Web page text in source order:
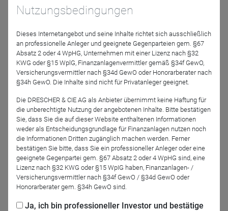
War das schon das Börsentief?
weitere Bärenmarktrallye? Eine berechtigte Frage
angesichts der Börsen, die sich seit Oktober 2022 erholen,
der rückläufigen Liquidität und der Sorgen um die
Konjunktur. DJE-Gründer Dr. Jens Ehrhardt analysiert in
seinem Vortrag auf dem Fondskongress am 30.03.2023
die aktuelle Lage an den Kapitalmärkten, wirft einen Blick
auf die Faktoren, die das restliche Börsenjahr bestimmen
könnten und wie man sich als Investor am besten
positioniert.
Zurück
Nutzungsbedingungen
Dieses Internetangebot und seine Inhalte richtet sich ausschließlich
an professionelle Anleger und geeignete Gegenparteien gem. §67
Absatz 2 oder 4 WpHG, Unternehmen mit einer Lizenz nach §32
KWG oder §15 WplG, Finanzanlagenvermittler gemäß §34f GewO,
Versicherungsvermittler nach §34d GewO oder Honorarberater nach
§34h GewO. Die Inhalte sind nicht für Privatanleger geeignet.
Die DRESCHER & CIE AG als Anbieter übernimmt keine Haftung für
die unberechtigte Nutzung der angebotenen Inhalte. Bitte bestätigen
Sie, dass Sie die auf dieser Website enthaltenen Informationen
weder als Entscheidungsgrundlage für Finanzanlagen nutzen noch
die Informationen Dritten zugänglich machen werden. Ferner
bestätigen Sie bitte, dass Sie ein professioneller Anleger oder eine
geeignete Gegenpartei gem. §67 Absatz 2 oder 4 WpHG sind, eine
Lizenz nach §32 KWG oder §15 WpIG haben, Finanzanlagen- /
Versicherungsvermittler nach §34f GewO / §34d GewO oder
Honorarberater gem. §34h GewO sind.
Ja, ich bin professioneller Investor und bestätige